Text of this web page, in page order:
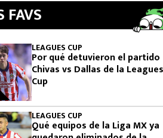
FAVS
LEAGUES CUP
Por qué detuvieron el partido
Chivas vs Dallas de la Leagues
Cup
LEAGUES CUP
Qué equipos de la Liga MX ya